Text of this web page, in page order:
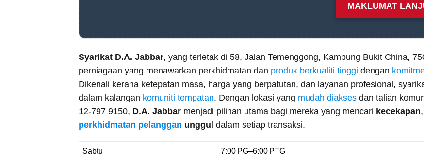
MAKLUMAT
Syarikat D.A. Jabbar, yang terletak di 58, Jalan Temenggong, Kampung Bukit China,
perniagaan yang menawarkan perkhidmatan dan produk berkualiti tinggi dengan
Dikenali kerana ketepatan masa, harga yang berpatutan, dan layanan profesional,
dalam kalangan komuniti tempatan. Dengan lokasi yang mudah diakses dan talian
12-797 9150, D.A. Jabbar menjadi pilihan utama bagi mereka yang mencari kecekapan,
perkhidmatan pelanggan unggul dalam setiap transaksi.
Sabtu 7:00 PG–6:00 PTG